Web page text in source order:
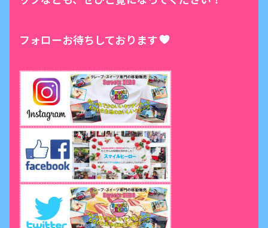
フォローお待ちしております